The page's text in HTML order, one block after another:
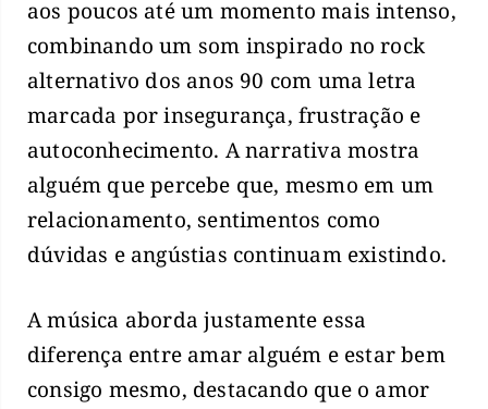
aos poucos até um momento mais intenso,
combinando um som inspirado no rock
alternativo dos anos 90 com uma letra
marcada por insegurança, frustração e
autoconhecimento. A narrativa mostra
alguém que percebe que, mesmo em um
relacionamento, sentimentos como
dúvidas e angústias continuam existindo.
A música aborda justamente essa
diferença entre amar alguém e estar bem
consigo mesmo, destacando que o amor